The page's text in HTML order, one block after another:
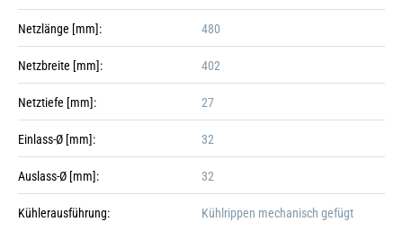
Netzlänge [mm]: 480
Netzbreite [mm]: 402
Netztiefe [mm]: 27
Einlass-Ø [mm]: 32
Auslass-Ø [mm]: 32
Kühlerausführung: Kühlrippen mechanisch gefügt